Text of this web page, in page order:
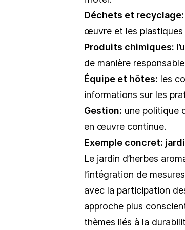
Déchets et recyclage:
œuvre et les plastiques
Produits chimiques:
de manière
Équipe et hôtes: les
informations sur les
Gestion: une politique
en œuvre continue.
Exemple concret:
Le jardin d’herbes
l’intégration de
avec la participation
approche plus
thèmes liés à la